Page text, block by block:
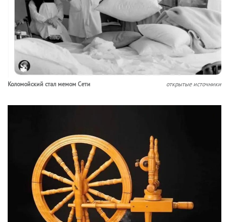
Коломойский стал мемом Сети открытые источники